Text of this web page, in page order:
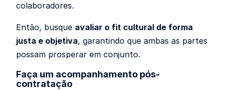
colaboradores.
Então, busque avaliar o fit cultural de forma
justa e objetiva, garantindo que ambas as partes
possam prosperar em conjunto.
Faça um acompanhamento pós-
contratação